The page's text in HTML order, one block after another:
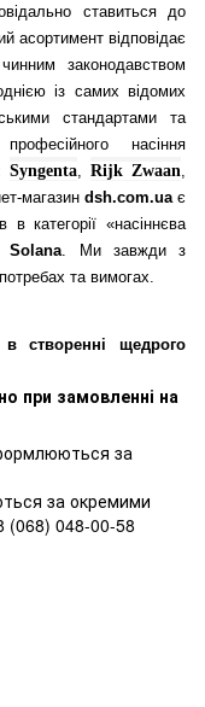
ставиться до
асортимент відповідає
законодавством
із самих відомих
стандартами та
насіння
Syngenta Rijk Zwaan
магазин dsh.com.ua є
в категорії «насіннєва
Solana . Ми завжди з
та вимогах.
створенні щедрого
при замовленні на
за
за окремими
048-00-58